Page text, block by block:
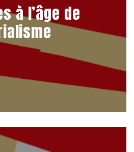
à l’âge de